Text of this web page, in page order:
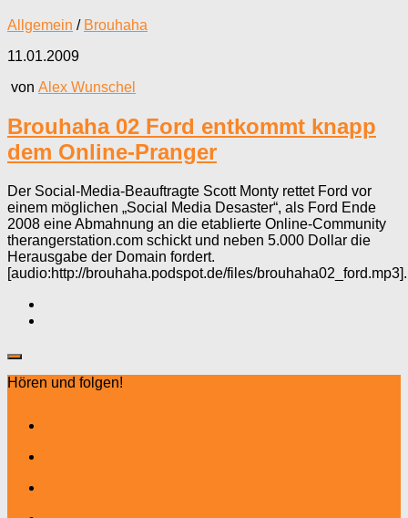
Allgemein / Brouhaha
11.01.2009
von Alex Wunschel
Brouhaha 02 Ford entkommt knapp
dem Online-Pranger
Der Social-Media-Beauftragte Scott Monty rettet Ford vor
einem möglichen „Social Media Desaster“, als Ford Ende
2008 eine Abmahnung an die etablierte Online-Community
therangerstation.com schickt und neben 5.000 Dollar die
Herausgabe der Domain fordert.
[audio:http://brouhaha.podspot.de/files/
Hören und folgen!